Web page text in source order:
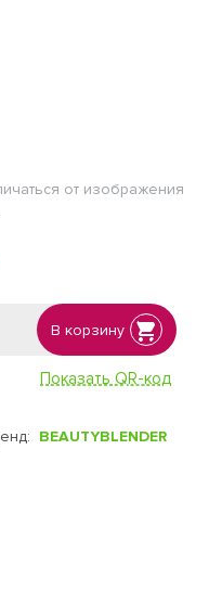
от изображения
В корзину
Показать QR-код
BEAUTYBLENDER